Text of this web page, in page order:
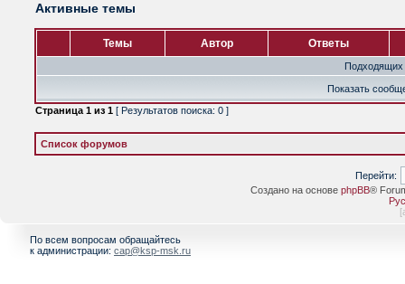
Активные темы
Темы Автор Ответы
Подходящих
Показать
Страница 1 из 1 [ Результатов поиска: 0 ]
Список форумов
Перейти:
Создано на основе phpBB®
[
По всем вопросам обращайтесь
к администрации: cap@ksp-msk.ru